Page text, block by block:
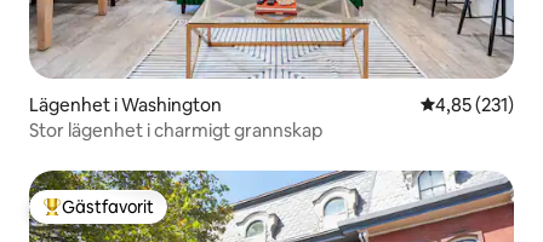
Lägenhet i Washington 4,85 av 5 i
4,85 (231)
Stor lägenhet i charmigt grannskap
Populär gästfavorit
Gästfavorit